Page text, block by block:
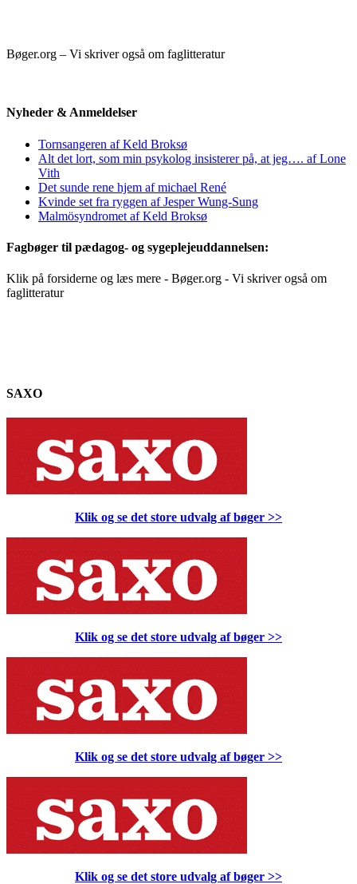
Bøger.org – Vi skriver også om faglitteratur
Nyheder & Anmeldelser
Tornsangeren af Keld Broksø
Alt det lort, som min psykolog insisterer på, at jeg…. af Lone
Vith
Det sunde rene hjem af michael René
Kvinde set fra ryggen af Jesper Wung-Sung
Malmösyndromet af Keld Broksø
Fagbøger til pædagog- og sygeplejeuddannelsen:
Klik på forsiderne og læs mere - Bøger.org - Vi skriver også om
faglitteratur
SAXO
Klik og se det store udvalg af bøger >>
Klik og se det store udvalg af bøger >>
Klik og se det store udvalg af bøger >>
Klik og se det store udvalg af bøger >>